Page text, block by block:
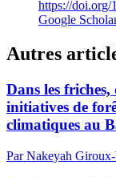
https://doi.org/
Google
Autres
Dans les
initiatives de
climatiques au
Par Nakeyah